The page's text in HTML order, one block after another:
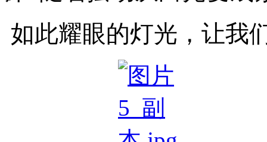
如此耀眼的灯光，让我